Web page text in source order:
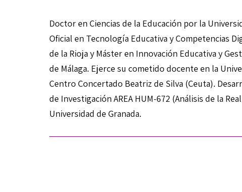
Doctor en Ciencias de la Educación por la
Oficial en Tecnología Educativa y Competencias
de la Rioja y Máster en Innovación Educativa y
de Málaga. Ejerce su cometido docente en la
Centro Concertado Beatriz de Silva (Ceuta).
de Investigación AREA HUM-672 (Análisis de la
Universidad de Granada.